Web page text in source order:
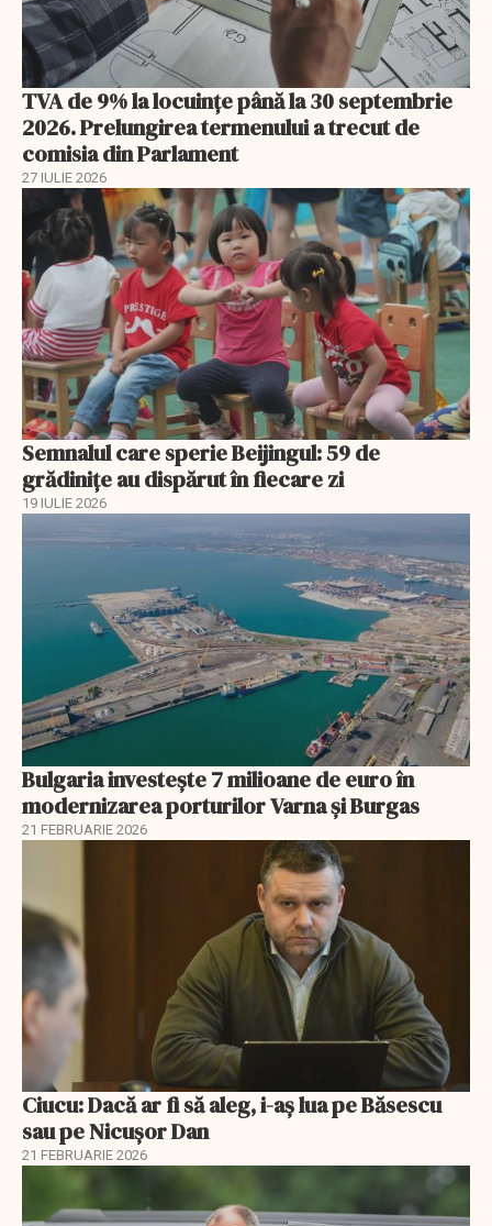
TVA de 9% la locuințe până la 30 septembrie
2026. Prelungirea termenului a trecut de
comisia din Parlament
27 IULIE 2026
Semnalul care sperie Beijingul: 59 de
grădinițe au dispărut în fiecare zi
19 IULIE 2026
Bulgaria investește 7 milioane de euro în
modernizarea porturilor Varna și Burgas
21 FEBRUARIE 2026
Ciucu: Dacă ar fi să aleg, i-aș lua pe Băsescu
sau pe Nicușor Dan
21 FEBRUARIE 2026